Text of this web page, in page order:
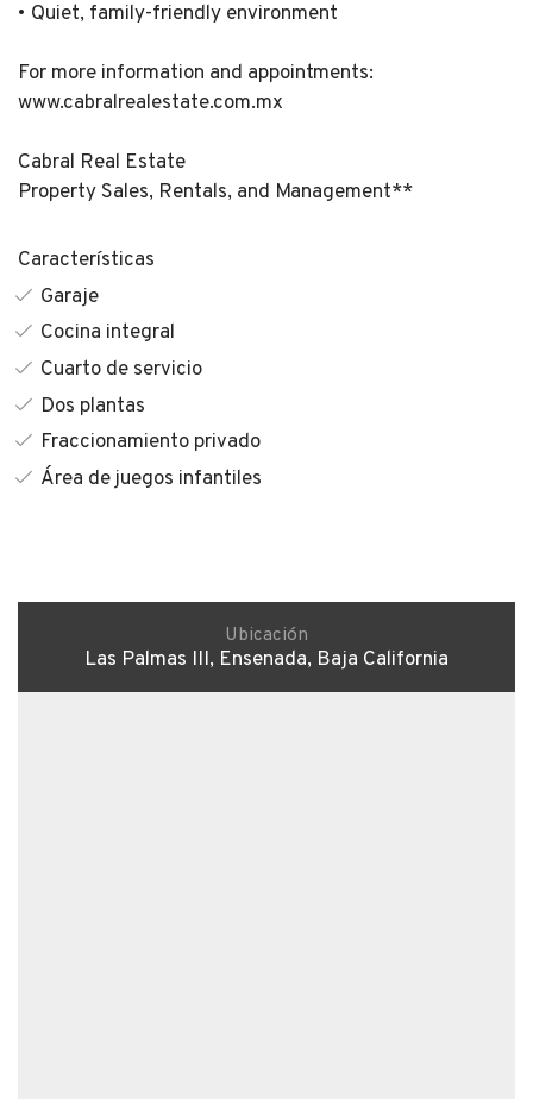
• Quiet, family-friendly environment
For more information and appointments:
www.cabralrealestate.com.mx
Cabral Real Estate
Property Sales, Rentals, and Management**
Características
Garaje
Cocina integral
Cuarto de servicio
Dos plantas
Fraccionamiento privado
Área de juegos infantiles
Ubicación
Las Palmas III, Ensenada, Baja California